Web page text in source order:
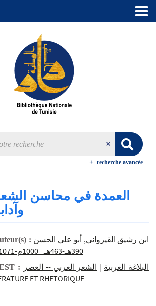
recherche avancée
العمدة في محاسن
: ابن رشيق القيرواني, أبو علي الحسن
390هـ-463هـ= 1000م-1071م
: البلاغة العربية | الشعر العربي -- العصر
ET RHETORIQUE